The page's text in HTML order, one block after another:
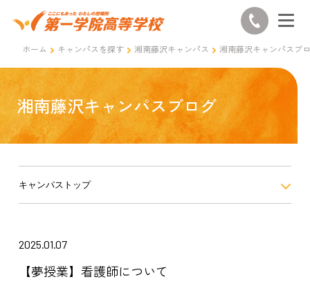
ホーム キャンパスを探す 湘南藤沢キャンパス 湘南藤沢キャンパスブ
湘南藤沢キャンパスブログ
キャンパストップ
2025.01.07
【夢授業】看護師について